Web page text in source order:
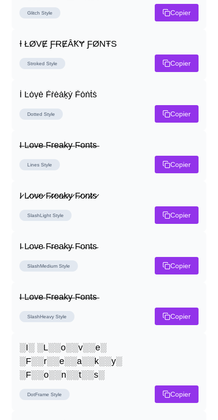
Glitch Style Copier
Ɨ ŁØVɆ ƑɌɆȂꝀɎ ƑØNŦS
Stroked Style Copier
İ Ŀȯṿė Ḟṙėȧḳẏ Ḟȯṅṫṡ
Dotted Style Copier
I̶ L̶o̶v̶e̶ F̶r̶e̶a̶k̶y̶ F̶o̶n̶t̶s̶
Lines Style Copier
I̷ L̷o̷v̷e̷ F̷r̷e̷a̷k̷y̷ F̷o̷n̷t̷s̷
SlashLight Style Copier
I̴ L̴o̴v̴e̴ F̴r̴e̴a̴k̴y̴ F̴o̴n̴t̴s̴
SlashMedium Style Copier
I̶ L̶o̶v̶e̶ F̶r̶e̶a̶k̶y̶ F̶o̶n̶t̶s̶
SlashHeavy Style Copier
░I░ ░L░░o░░v░░e░
░F░░r░░e░░a░░k░░y░
░F░░o░░n░░t░░s░
DotFrame Style Copier